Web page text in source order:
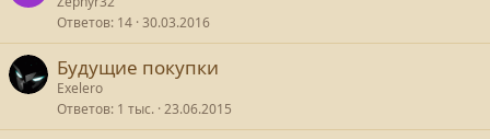
Ответов 14 30.03.2016
Будущие покупки
Exelero
Ответов 1 тыс. 23.06.2015